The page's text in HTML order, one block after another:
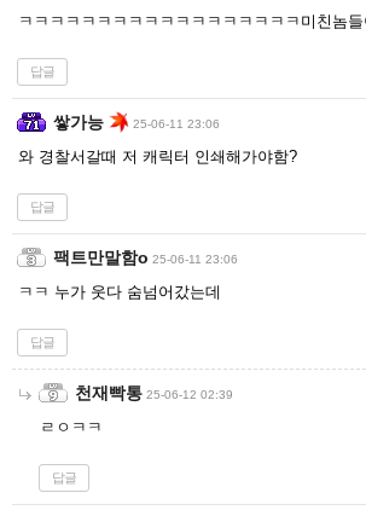
ㅋㅋㅋㅋㅋㅋㅋㅋㅋㅋㅋㅋㅋㅋㅋㅋㅋㅋ미친놈
답글
쌓가능 25-06-11 23:06
와 경찰서갈때 저 캐릭터 인쇄해가야함?
답글
팩트만말함o 25-06-11 23:06
ㅋㅋ 누가 웃다 숨넘어갔는데
답글
천재빡통 25-06-12 02:39
ㄹㅇㅋㅋ
답글